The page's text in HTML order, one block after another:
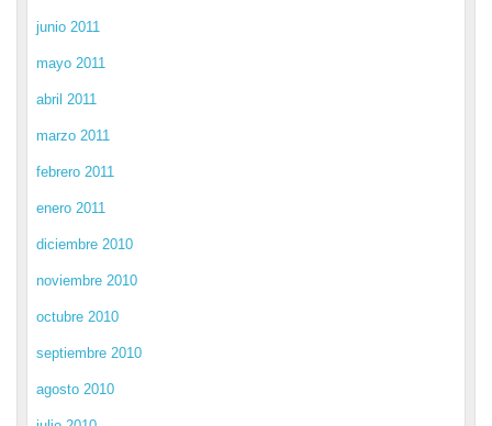
junio 2011
mayo 2011
abril 2011
marzo 2011
febrero 2011
enero 2011
diciembre 2010
noviembre 2010
octubre 2010
septiembre 2010
agosto 2010